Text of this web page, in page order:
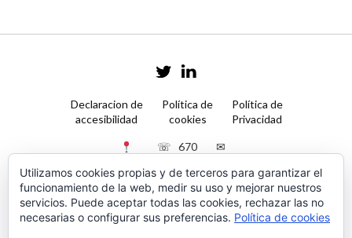
Declaracion de
accesibilidad
Política de
cookies
Política de
Privacidad
Jaime
III, Nº
2, 6ºF,
Palma
☏ 670
11
✉
Utilizamos cookies propias y de terceros para garantizar el
funcionamiento de la web, medir su uso y mejorar nuestros
servicios. Puede aceptar todas las cookies, rechazar las no
necesarias o configurar sus preferencias. Política de cookies